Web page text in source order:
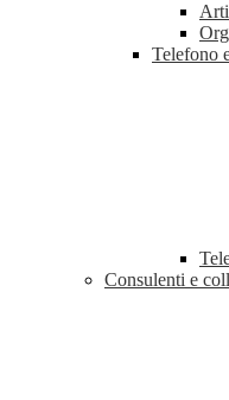
Telefono
Consulenti e